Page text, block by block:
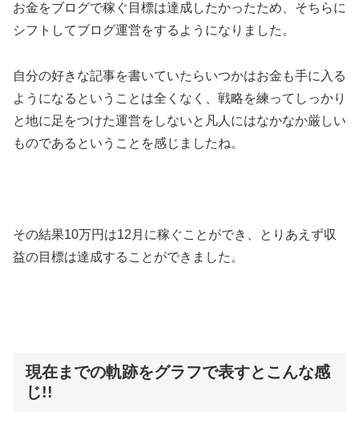
お金をブログで稼ぐ目標は達成したかったため、そちらに
シフトしてブログ運営をするようになりました。
自分の好きな記事を書いていたらいつかはお金も手に入る
ようになるということは全くなく、戦略を練ってしっかり
と地に足をつけた運営をしないと凡人にはなかなか厳しい
ものであるということを感じましたね。
その結果10万円は12月に稼ぐことができ、とりあえず収
益の目標は達成することができました。
現在までの軌跡をグラフで表すとこんな感
じ!!